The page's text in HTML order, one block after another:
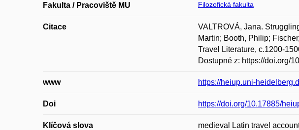
Fakulta / Pracoviště MU Filozofická fakulta
Citace
VALTROVÁ, Jana.
Martin; Booth, Philip;
Travel Literature, c.1200-
Dostupné z: https://doi.org/
www https://heiup.uni-
Doi https://doi.org/10.17885/
Klíčová slova medieval Latin travel